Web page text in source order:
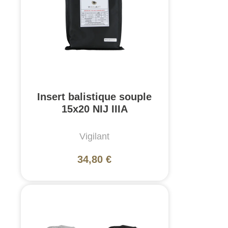
Insert balistique souple
15x20 NIJ IIIA
Vigilant
34,80 €